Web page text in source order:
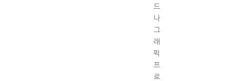
드
나
그
래
픽
프
로